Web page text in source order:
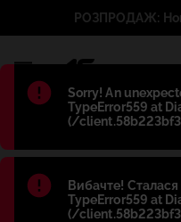
Błąd:
Sorry! An
TypeError559 at
(/
Błąd:
Вибачте!
TypeError559 at
(/
РОЗПРОДАЖ: